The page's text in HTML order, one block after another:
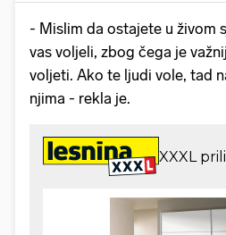
- Mislim da ostajete u živom
vas voljeli, zbog čega je
voljeti. Ako te ljudi vole, tad
njima - rekla je.